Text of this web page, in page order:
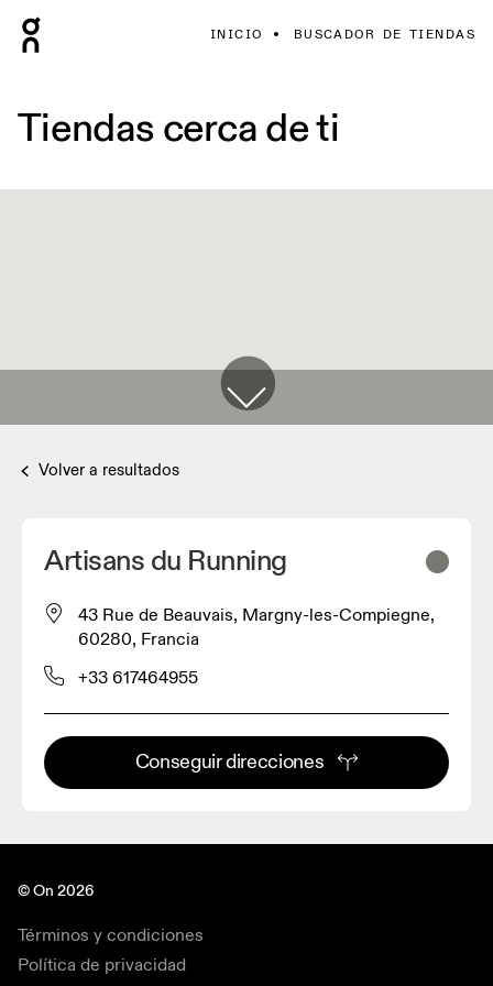
INICIO BUSCADOR DE TIENDAS
Tiendas cerca de ti
Volver a resultados
Artisans du Running
43 Rue de Beauvais, Margny-les-Compiegne,
60280, Francia
+33 617464955
Conseguir direcciones
© On 2026
Términos y condiciones
Política de privacidad